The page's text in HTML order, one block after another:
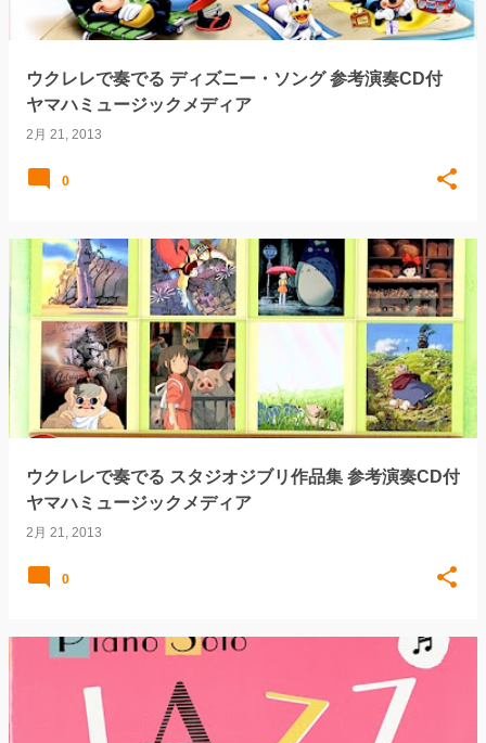
ウクレレで奏でる ディズニー・ソング 参考演奏CD付
ヤマハミュージックメディア
2月 21, 2013
0
ウクレレで奏でる スタジオジブリ作品集 参考演奏CD付
ヤマハミュージックメディア
2月 21, 2013
0